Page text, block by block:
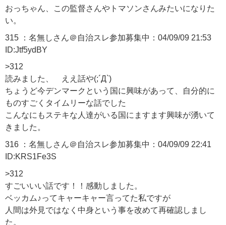
おっちゃん、この監督さんやトマソンさんみたいになりた
い。
315 ：名無しさん＠自治スレ参加募集中：04/09/09 21:53
ID:Jtf5ydBY
>312
読みました、 ええ話や(;´Д`)
ちょうど今デンマークという国に興味があって、自分的に
ものすごくタイムリーな話でした
こんなにもステキな人達がいる国にますます興味が湧いて
きました。
316 ：名無しさん＠自治スレ参加募集中：04/09/09 22:41
ID:KRS1Fe3S
>312
すごいいい話です！！感動しました。
ベッカム♪ってキャーキャー言ってた私ですが
人間は外見ではなく中身という事を改めて再確認しまし
た。